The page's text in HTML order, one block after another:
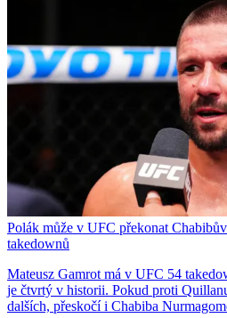
Polák může v UFC překonat
takedownů
Mateusz Gamrot má v UFC 54
je čtvrtý v historii. Pokud proti
dalších, přeskočí i Chabiba